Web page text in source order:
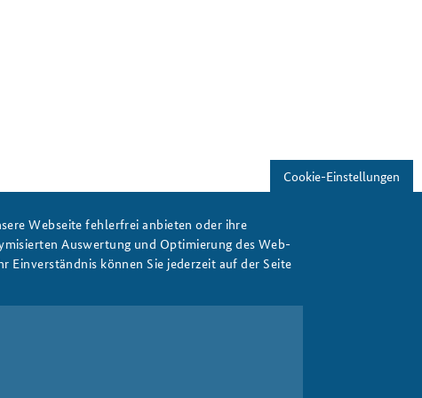
Cookie-Einstellungen
Webseite fehlerfrei anbieten oder ihre
Auswertung und Optimierung des Web-
können Sie jederzeit auf der Seite